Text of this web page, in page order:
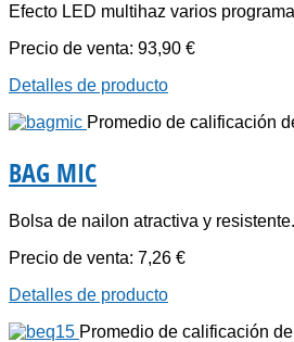
Efecto LED multihaz varios
Precio de venta: 93,90 €
Detalles de producto
Promedio de calificación
BAG MIC
Bolsa de nailon atractiva y
Precio de venta: 7,26 €
Detalles de producto
Promedio de calificación